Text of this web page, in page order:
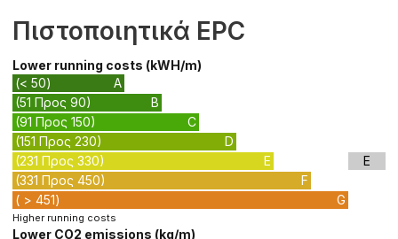
Πιστοποιητικά EPC
Lower running costs (kWH/m)
(< 50)
A
(51 Προς 90)
B
(91 Προς 150)
C
(151 Προς 230)
D
(231 Προς 330)
E
(331 Προς 450)
F
( > 451)
G
E
Higher running costs
Lower CO2 emissions (kg/m)